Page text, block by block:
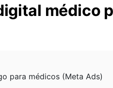
médico